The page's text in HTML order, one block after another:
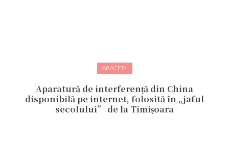
AFACERI
Aparatură de interferență din China
disponibilă pe internet, folosită în „jaful
secolului” de la Timișoara